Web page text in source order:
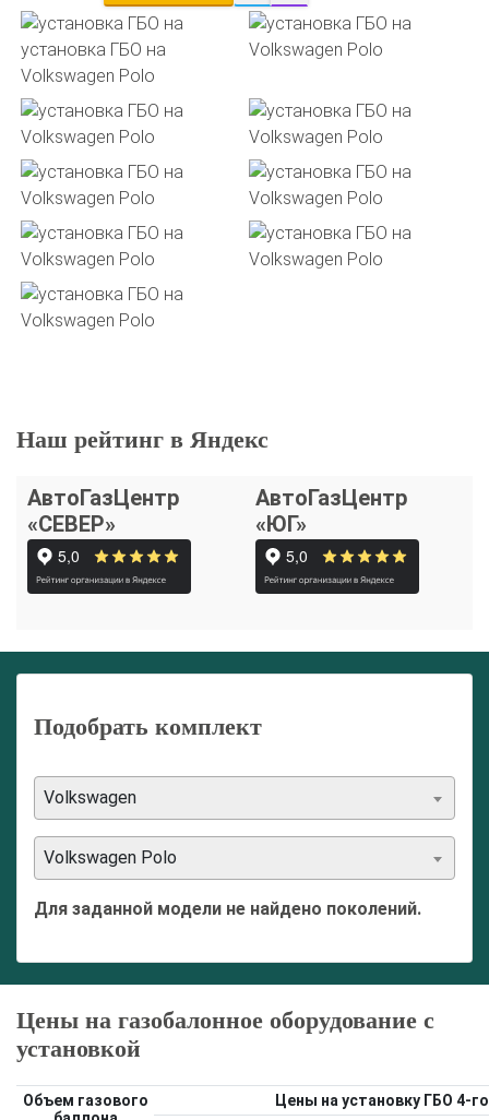
Наш рейтинг в Яндекс
АвтоГазЦентр
«СЕВЕР»
АвтоГазЦентр
«ЮГ»
Подобрать комплект
Volkswagen
Volkswagen Polo
Для заданной модели не найдено поколений.
Цены на газобалонное оборудование с
установкой
Объем газового
Цены на установку ГБО 4-